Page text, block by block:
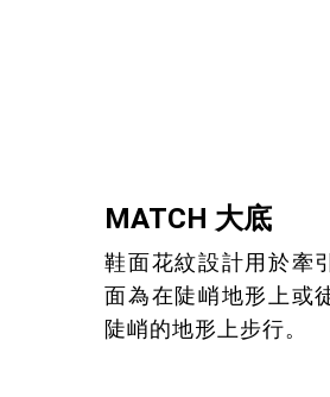
MATCH 大底
鞋面花紋設計用於牽
面為在陡峭地形上或
陡峭的地形上步行。